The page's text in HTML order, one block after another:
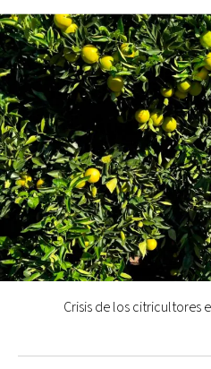
Crisis de los citricultores